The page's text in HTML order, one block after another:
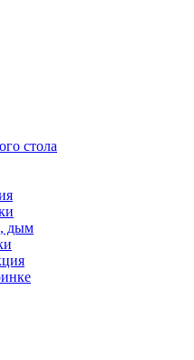
стола
дым